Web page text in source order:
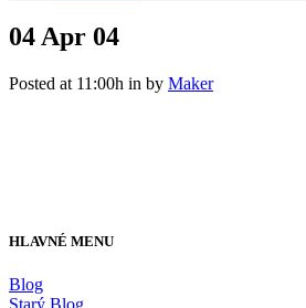
04 Apr 04
Posted at 11:00h in by Maker
HLAVNÉ MENU
Blog